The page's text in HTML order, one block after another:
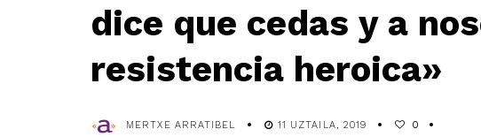
dice que cedas y a
resistencia heroica»
MERTXE ARRATIBEL 11 UZTAILA, 2019 0